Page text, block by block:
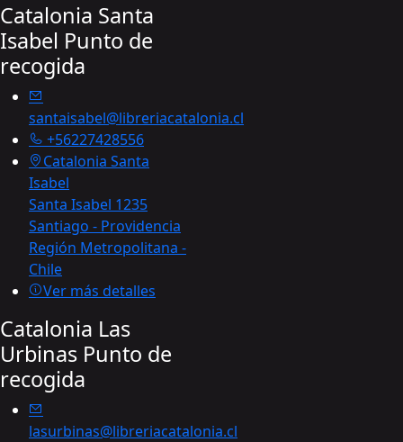
Catalonia Santa
Isabel Punto de
recogida
santaisabel@libreriacatalonia.cl
+56227428556
Catalonia Santa
Isabel
Santa Isabel 1235
Santiago - Providencia
Región Metropolitana -
Chile
Ver más detalles
Catalonia Las
Urbinas Punto de
recogida
lasurbinas@libreriacatalonia.cl